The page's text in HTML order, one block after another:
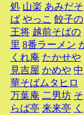
処 山楽 あみだそ
ば やっこ 餃子の
王将 越前そばの
里 8番ラーメン
くれ庵 たかせや
見吉屋 かめや 中
華そばムタヒロ
万葉庵 二男坊 そ
らば亭 来来亭 く